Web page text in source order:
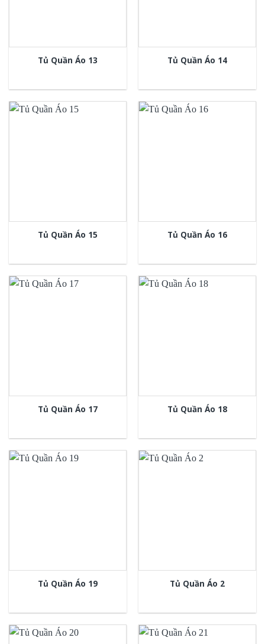
Tủ Quần Áo 13 Tủ Quần Áo 14
Tủ Quần Áo 15 Tủ Quần Áo 16
Tủ Quần Áo 17 Tủ Quần Áo 18
Tủ Quần Áo 19 Tủ Quần Áo 2